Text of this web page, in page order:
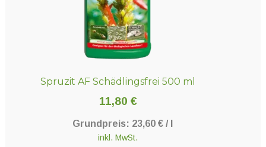
Spruzit AF Schädlingsfrei 500 ml
11,80 €
Grundpreis: 23,60€ /
inkl. MwSt.